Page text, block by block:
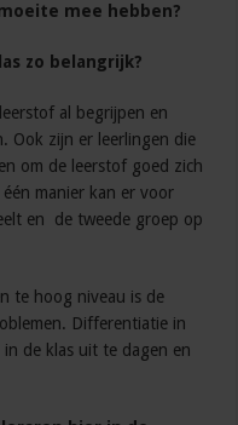
mee hebben?
zo belangrijk?
al begrijpen en
Ook zijn er leerlingen die
om de leerstof goed zich
manier kan er voor
en de tweede groep op
te hoog niveau is de
Differentiatie in
de klas uit te dagen en